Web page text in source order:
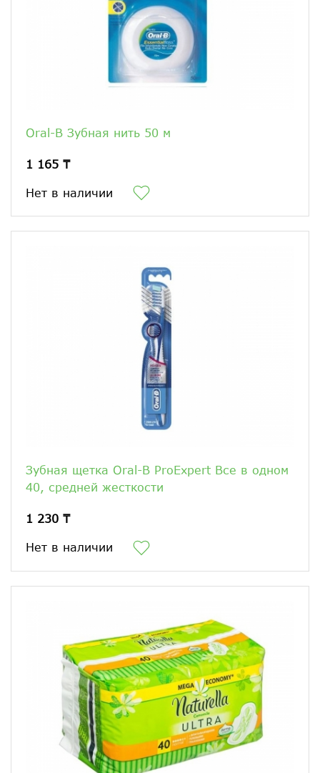
Oral-B Зубная нить 50 м
1 165 ₸
Нет в наличии
Зубная щетка Oral-B ProExpert Все в одном
40, средней жесткости
1 230 ₸
Нет в наличии